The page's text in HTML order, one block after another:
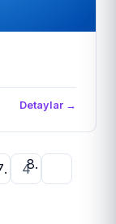
Detaylar →
4